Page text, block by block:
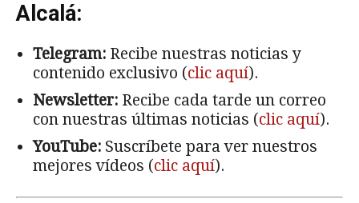
Alcalá:
Telegram: Recibe nuestras noticias y
contenido exclusivo (clic aquí).
Newsletter: Recibe cada tarde un correo
con nuestras últimas noticias (clic aquí).
YouTube: Suscríbete para ver nuestros
mejores vídeos (clic aquí).